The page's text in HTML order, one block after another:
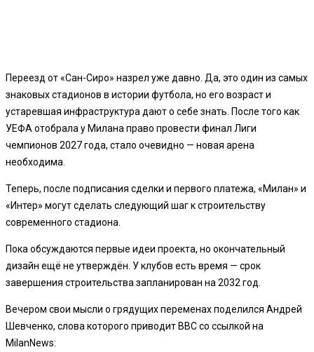
Переезд от «Сан-Сиро» назрел уже давно. Да, это один из самых
знаковых стадионов в истории футбола, но его возраст и
устаревшая инфраструктура дают о себе знать. После того как
УЕФА отобрала у Милана право провести финал Лиги
чемпионов 2027 года, стало очевидно — новая арена
необходима.
Теперь, после подписания сделки и первого платежа, «Милан» и
«Интер» могут сделать следующий шаг к строительству
современного стадиона.
Пока обсуждаются первые идеи проекта, но окончательный
дизайн ещё не утверждён. У клубов есть время — срок
завершения строительства запланирован на 2032 год.
Вечером свои мысли о грядущих переменах поделился Андрей
Шевченко, слова которого приводит BBC со ссылкой на
MilanNews: